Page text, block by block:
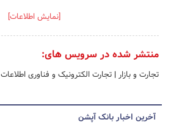
[نمایش اطلاعات]
منتشر شده در سرویس های:
تجارت و بازار | تجارت الکترونیک و فناوری اطلاعات
آخرین اخبار بانک آپشن